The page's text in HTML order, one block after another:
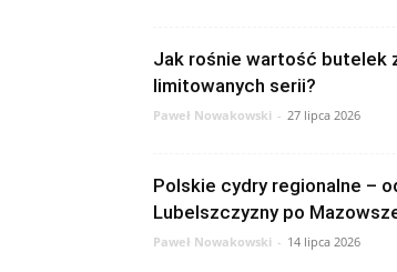
Jak rośnie wartość butelek
limitowanych serii?
Paweł Nowakowski - 27 lipca 2026
Polskie cydry regionalne –
Lubelszczyzny po
Paweł Nowakowski - 14 lipca 2026